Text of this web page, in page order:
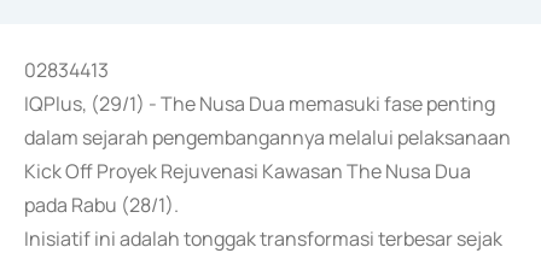
02834413
IQPlus, (29/1) - The Nusa Dua memasuki fase penting
dalam sejarah pengembangannya melalui pelaksanaan
Kick Off Proyek Rejuvenasi Kawasan The Nusa Dua
pada Rabu (28/1).
Inisiatif ini adalah tonggak transformasi terbesar sejak